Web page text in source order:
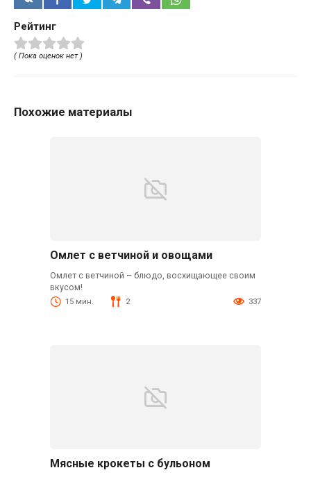
Рейтинг
( Пока оценок нет )
Похожие материалы
Омлет с ветчиной и овощами
Омлет с ветчиной – блюдо, восхищающее своим
вкусом!
15 мин. 2 337
Мясные крокеты с бульоном